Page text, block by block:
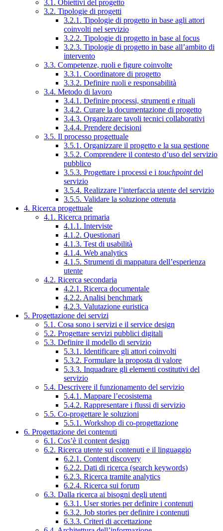
3.1. Obiettivi del progetto
3.2. Tipologie di progetti
3.2.1. Tipologie di progetto in base agli attori
coinvolti nel servizio
3.2.2. Tipologie di progetto in base al focus
3.2.3. Tipologie di progetto in base all’ambito di
intervento
3.3. Competenze, ruoli e figure coinvolte
3.3.1. Coordinatore di progetto
3.3.2. Definire ruoli e responsabilità
3.4. Metodo di lavoro
3.4.1. Definire processi, strumenti e rituali
3.4.2. Curare la documentazione di progetto
3.4.3. Organizzare tavoli tecnici collaborativi
3.4.4. Prendere decisioni
3.5. Il processo progettuale
3.5.1. Organizzare il progetto e la sua gestione
3.5.2. Comprendere il contesto d’uso del servizio
pubblico
3.5.3. Progettare i processi e i touchpointdel
servizio
3.5.4. Realizzare l’interfaccia utente del servizio
3.5.5. Validare la soluzione ottenuta
4. Ricerca progettuale
4.1. Ricerca primaria
4.1.1. Interviste
4.1.2. Questionari
4.1.3. Test di usabilità
4.1.4. Web analytics
4.1.5. Strumenti di mappatura dell’esperienza
utente
4.2. Ricerca secondaria
4.2.1. Ricerca documentale
4.2.2. Analisi benchmark
4.2.3. Valutazione euristica
5. Progettazione dei servizi
5.1. Cosa sono i servizi e il service design
5.2. Progettare servizi pubblici digitali
5.3. Definire il modello di servizio
5.3.1. Identificare gli attori coinvolti
5.3.2. Formulare la proposta di valore
5.3.3. Inquadrare gli elementi costitutivi del
servizio
5.4. Descrivere il funzionamento del servizio
5.4.1. Mappare l’ecosistema
5.4.2. Rappresentare i flussi di servizio
5.5. Co-progettare le soluzioni
5.5.1. Workshop di co-progettazione
6. Progettazione dei contenuti
6.1. Cos’è il content design
6.2. Ricerca utente sui contenuti e il linguaggio
6.2.1. Content discovery
6.2.2. Dati di ricerca (search keywords)
6.2.3. Ricerca tramite analytics
6.2.4. Ricerca sui forum
6.3. Dalla ricerca ai bisogni degli utenti
6.3.1. User stories per definire i contenuti
6.3.2. Job stories per definire i contenuti
6.3.3. Criteri di accettazione